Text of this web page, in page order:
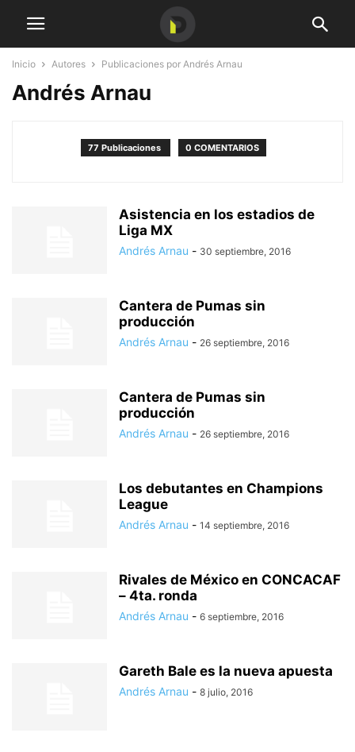
Inicio Autores Publicaciones por Andrés Arnau
Andrés Arnau
77 Publicaciones 0 COMENTARIOS
Asistencia en los estadios de
Liga MX
Andrés Arnau - 30 septiembre, 2016
Cantera de Pumas sin
producción
Andrés Arnau - 26 septiembre, 2016
Cantera de Pumas sin
producción
Andrés Arnau - 26 septiembre, 2016
Los debutantes en Champions
League
Andrés Arnau - 14 septiembre, 2016
Rivales de México en CONCACAF
– 4ta. ronda
Andrés Arnau - 6 septiembre, 2016
Gareth Bale es la nueva apuesta
Andrés Arnau - 8 julio, 2016